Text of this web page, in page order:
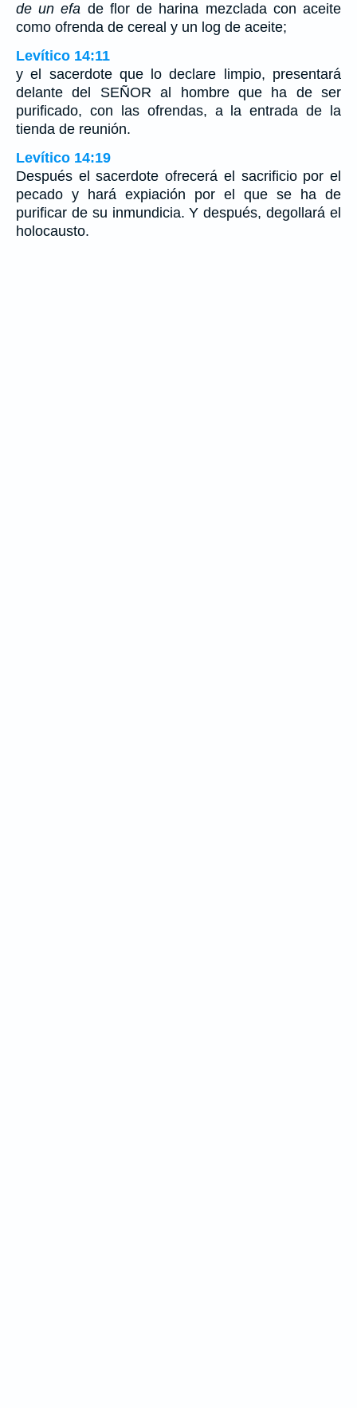
de un efa de flor de harina mezclada con aceite
como ofrenda de cereal y un log de aceite;
Levítico 14:11
y el sacerdote que lo declare limpio, presentará
delante del SEÑOR al hombre que ha de ser
purificado, con las ofrendas, a la entrada de la
tienda de reunión.
Levítico 14:19
Después el sacerdote ofrecerá el sacrificio por el
pecado y hará expiación por el que se ha de
purificar de su inmundicia. Y después, degollará el
holocausto.